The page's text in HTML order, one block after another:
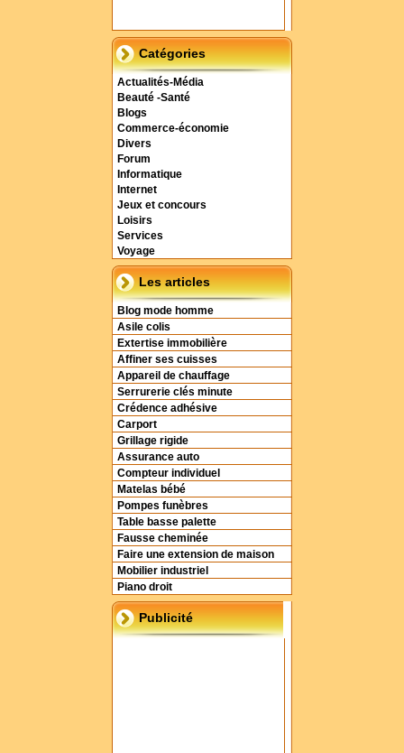
Catégories
Actualités-Média
Beauté -Santé
Blogs
Commerce-économie
Divers
Forum
Informatique
Internet
Jeux et concours
Loisirs
Services
Voyage
Les articles
Blog mode homme
Asile colis
Extertise immobilière
Affiner ses cuisses
Appareil de chauffage
Serrurerie clés minute
Crédence adhésive
Carport
Grillage rigide
Assurance auto
Compteur individuel
Matelas bébé
Pompes funèbres
Table basse palette
Fausse cheminée
Faire une extension de maison
Mobilier industriel
Piano droit
Publicité